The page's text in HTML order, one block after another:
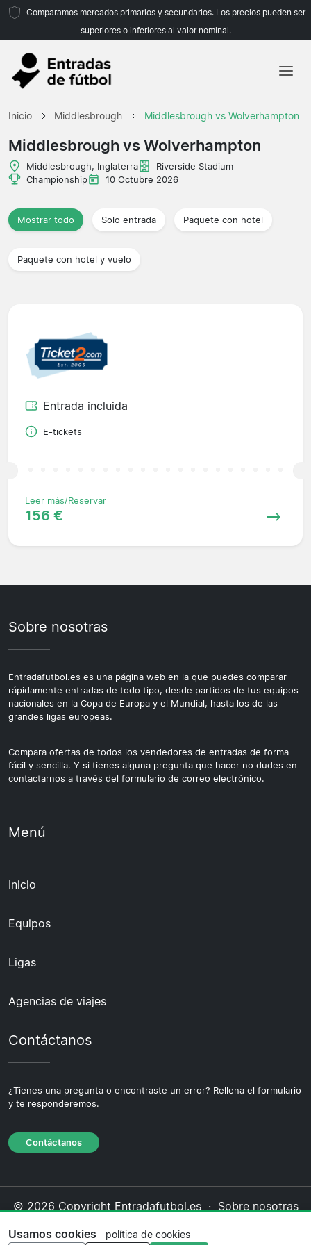
Comparamos mercados primarios y secundarios. Los precios pueden ser
superiores o inferiores al valor nominal.
Agencias de viajes
Inicio Middlesbrough Middlesbrough vs Wolverhampton
Middlesbrough vs Wolverhampton
Middlesbrough, Inglaterra
Riverside Stadium
Championship
10 Octubre 2026
Mostrar todo Solo entrada Paquete con hotel
Paquete con hotel y vuelo
Entrada incluida
E-tickets
Leer más/Reservar
156 €
Sobre nosotras
Entradafutbol.es es una página web en la que puedes comparar
rápidamente entradas de todo tipo, desde partidos de tus equipos
nacionales en la Copa de Europa y el Mundial, hasta los de las
grandes ligas europeas.
Compara ofertas de todos los vendedores de entradas de forma
fácil y sencilla. Y si tienes alguna pregunta que hacer no dudes en
contactarnos a través del formulario de correo electrónico.
Menú
Inicio
Equipos
Ligas
Agencias de viajes
Contáctanos
¿Tienes una pregunta o encontraste un error? Rellena el formulario
y te responderemos.
Contáctanos
© 2026 Copyright Entradafutbol.es · Sobre nosotras
cookies·Política editorial
Usamos cookies política de cookies